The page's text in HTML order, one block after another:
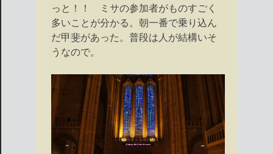
っと！！ ミサの参加者がものすごく
多いことが分かる。朝一番で乗り込ん
だ甲斐があった。普段は人が結構いそ
うなので。